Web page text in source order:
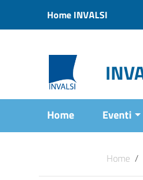
Vai al menu di navigazione
Home INVALSI
Home Eventi
Home /